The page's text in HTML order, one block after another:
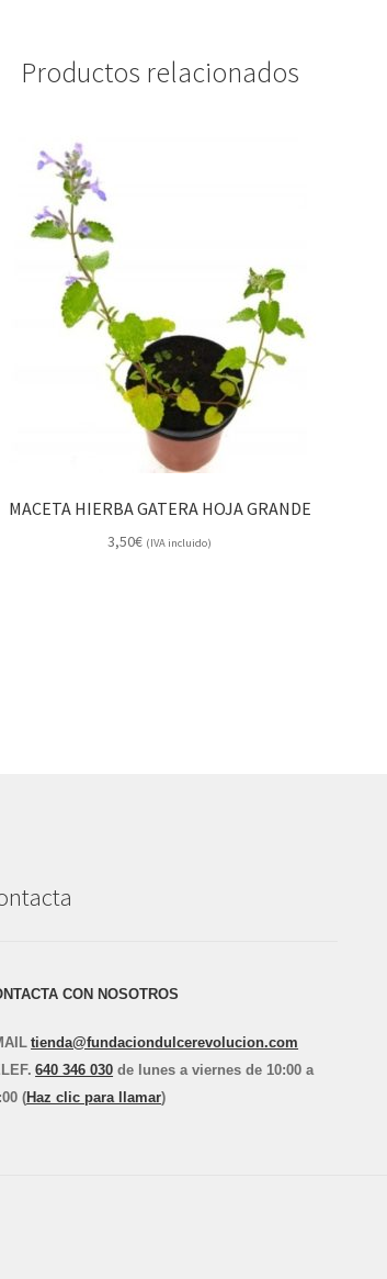
Productos relacionados
MACETA HIERBA GATERA HOJA GRANDE
3,50€ (IVA incluido)
CON NOSOTROS
tienda@fundaciondulcerevolucion.com
E F. 640 346 030 de lunes a viernes de 10:00 a
(Haz clic para llamar)